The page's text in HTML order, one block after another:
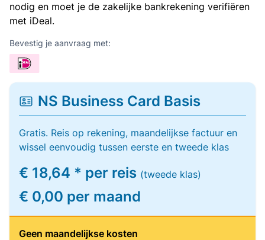
nodig en moet je de zakelijke bankrekening verifiëren
met iDeal.
Bevestig je aanvraag met:
NS Business Card Basis
Gratis. Reis op rekening, maandelijkse factuur en
wissel eenvoudig tussen eerste en tweede klas
€ 18,64 * per reis (tweede klas)
€ 0,00 per maand
Geen maandelijkse kosten